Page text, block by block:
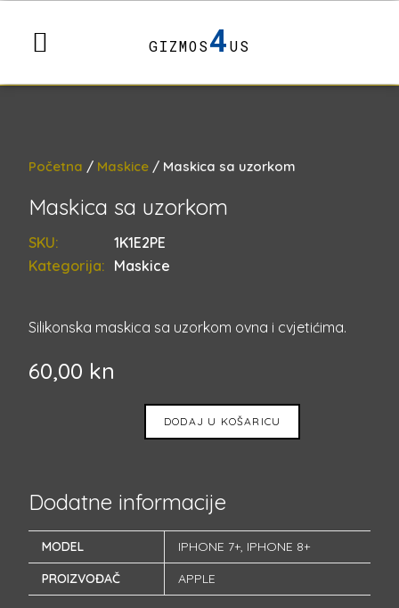
GIZMOS4US
Početna / Maskice / Maskica sa uzorkom
Maskica sa uzorkom
SKU:
1K1E2PE
Kategorija: Maskice
Silikonska maskica sa uzorkom ovna i cvjetićima.
60,00 kn
DODAJ U KOŠARICU
Dodatne informacije
MODEL IPHONE 7+, IPHONE 8+
PROIZVOĐAČ
APPLE